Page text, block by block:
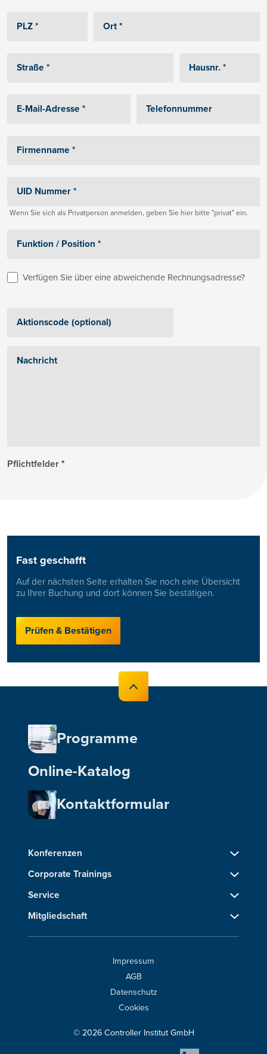
Wenn Sie sich als Privatperson anmelden, geben Sie hier bitte "privat" ein.
Verfügen Sie über eine abweichende Rechnungsadresse?
Pflichtfelder*
Fast geschafft
Auf der nächsten Seite erhalten Sie noch eine Übersicht
zu Ihrer Buchung und dort können Sie bestätigen.
Prüfen & Bestätigen
Programme
Online-Katalog
Kontaktformular
Konferenzen
Corporate Trainings
Service
Mitgliedschaft
Impressum
AGB
Datenschutz
Cookies
© 2026 Controller Institut GmbH